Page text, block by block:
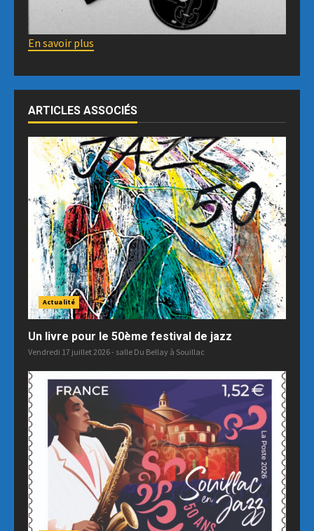
En savoir plus
ARTICLES ASSOCIÉS
Actualité
Un livre pour le 50ème festival de jazz
Vendredi 17 juillet 2026 - salle Du Bellay à Souillac